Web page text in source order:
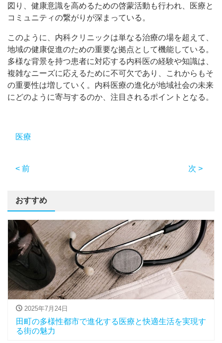
図り、健康意識を高めるための啓蒙活動も行われ、医療と
コミュニティの繋がりが深まっている。
このように、内科クリニックは単なる治療の場を超えて、
地域の健康促進のための重要な拠点として機能している。
多様な背景を持つ患者に対応する内科医の経験や知識は、
複雑なニーズに応えるために不可欠であり、これからもそ
の重要性は増していく。内科医療の進化が地域社会の未来
にどのように寄与するのか、注目されるポイントとなる。
医療
< 前 次 >
おすすめ
2025年7月24日
田町の多様性都市で進化する医療と快適生活を実現す
る街の魅力